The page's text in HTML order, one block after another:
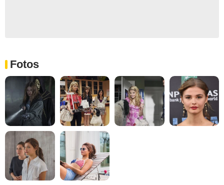
Fotos